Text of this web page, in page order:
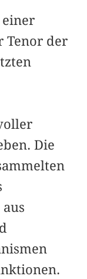
einer
Tenor der
Die